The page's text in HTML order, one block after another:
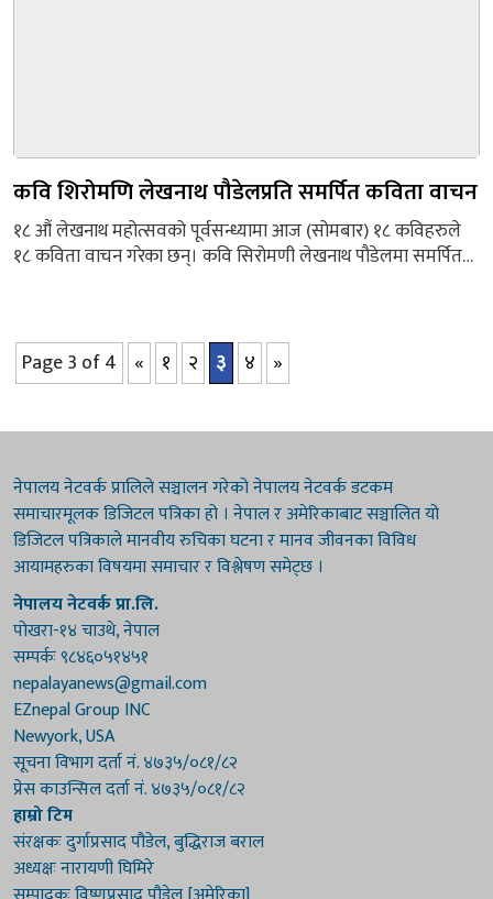
कवि शिरोमणि लेखनाथ पौडेलप्रति समर्पित कविता वाचन
१८ औं लेखनाथ महोत्सवको पूर्वसन्ध्यामा आज (सोमबार) १८ कविहरुले
१८ कविता वाचन गरेका छन्। कवि सिरोमणी लेखनाथ पौडेलमा समर्पित
डा. इश्वरमणि अधिकारीले ‘चरीको बिलाप’, जीवनसागर भण्डारीले
‘गौँथलीको चिरीबीरी’, अमृता...
Page 3 of 4 « १ २ ३ ४ »
नेपालय नेटवर्क प्रालिले सञ्चालन गरेको नेपालय नेटवर्क डटकम
समाचारमूलक डिजिटल पत्रिका हो । नेपाल र अमेरिकाबाट सञ्चालित यो
डिजिटल पत्रिकाले मानवीय रुचिका घटना र मानव जीवनका विविध
आयामहरुका विषयमा समाचार र विश्लेषण समेट्छ ।
नेपालय नेटवर्क प्रा.लि.
पोखरा-१४ चाउथे, नेपाल
सम्पर्कः ९८४६०५१४५१
nepalayanews@gmail.com
EZnepal Group INC
Newyork, USA
सूचना विभाग दर्ता नं. ४७३५/०८१/८२
प्रेस काउन्सिल दर्ता नं. ४७३५/०८१/८२
हाम्रो टिम
संरक्षकः दुर्गाप्रसाद पौडेल, बुद्धिराज बराल
अध्यक्षः नारायणी घिमिरे